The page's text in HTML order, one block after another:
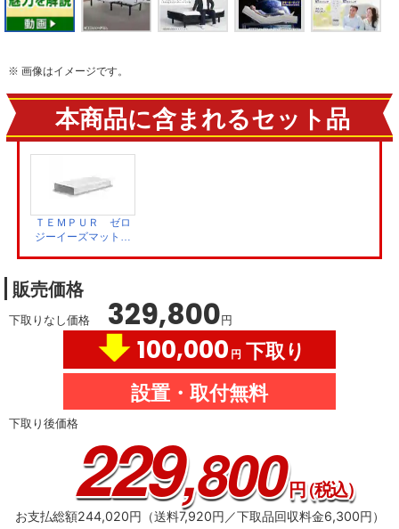
※ 画像はイメージです。
本商品に含まれるセット品
ＴＥＭＰＵＲ ゼロ
ジーイーズマットレ
販売価格
下取りなし価格 329,800円
100,000 円 下取り
設置・取付無料
下取り後価格229,800円（税込）
お支払総額244,020円（送料7,920円／下取品回収料金6,300円）